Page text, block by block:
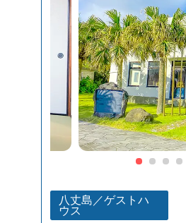
八丈島／ゲストハ
ウス